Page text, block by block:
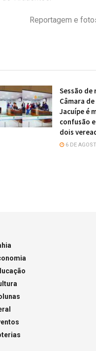
Reportagem e
Sessão
Câmara
Jacuípe é
confusão
dois
6 DE